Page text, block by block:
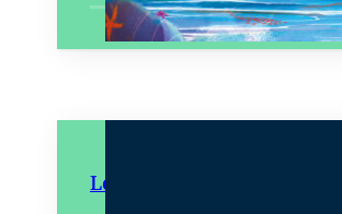
Les Quatre Vents de l’esprit